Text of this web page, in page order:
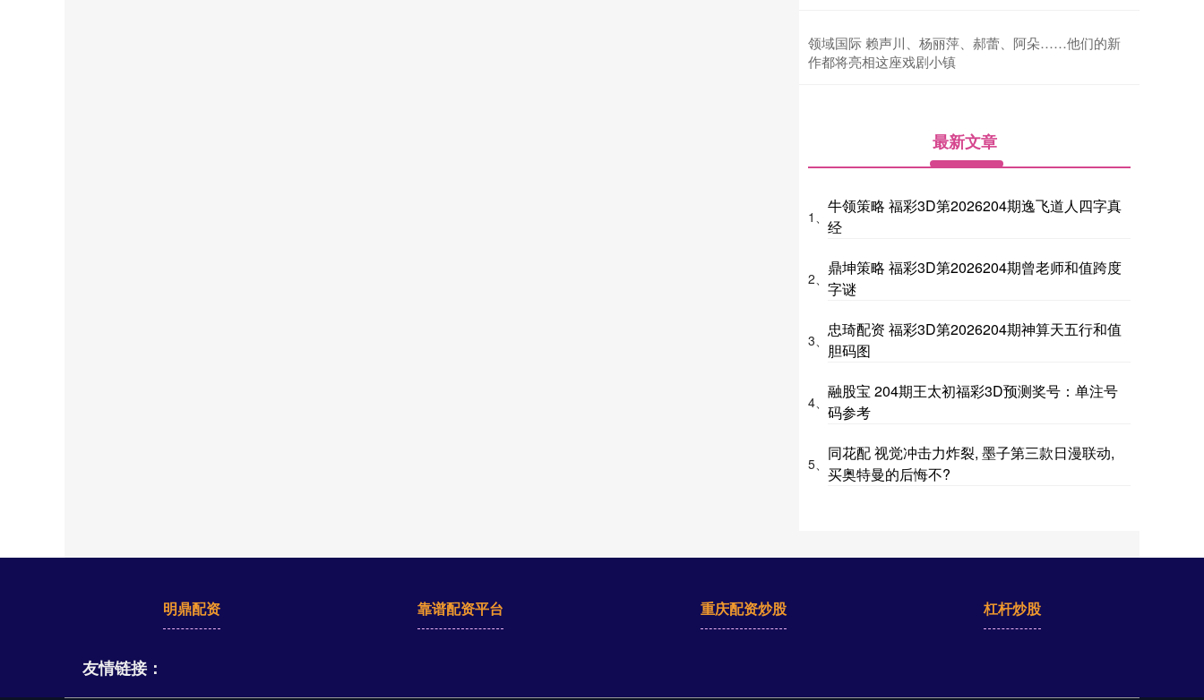
领域国际 赖声川、杨丽萍、郝蕾、阿朵……他们的新
作都将亮相这座戏剧小镇
最新文章
1、
牛领策略 福彩3D第2026204期逸飞道人四字真
经
2、
鼎坤策略 福彩3D第2026204期曾老师和值跨度
字谜
3、
忠琦配资 福彩3D第2026204期神算天五行和值
胆码图
4、
融股宝 204期王太初福彩3D预测奖号：单注号
码参考
5、
同花配 视觉冲击力炸裂, 墨子第三款日漫联动,
买奥特曼的后悔不?
明鼎配资 靠谱配资平台 重庆配资炒股 杠杆炒股
友情链接：